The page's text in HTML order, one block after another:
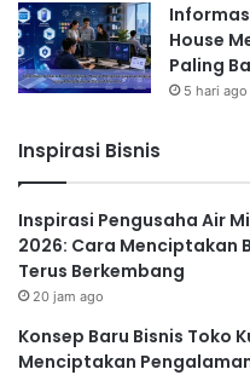
House
Paling
5 hari ago
Inspirasi Bisnis
Inspirasi Pengusaha Air
2026: Cara Menciptakan
Terus Berkembang
20 jam ago
Konsep Baru Bisnis Toko
Menciptakan